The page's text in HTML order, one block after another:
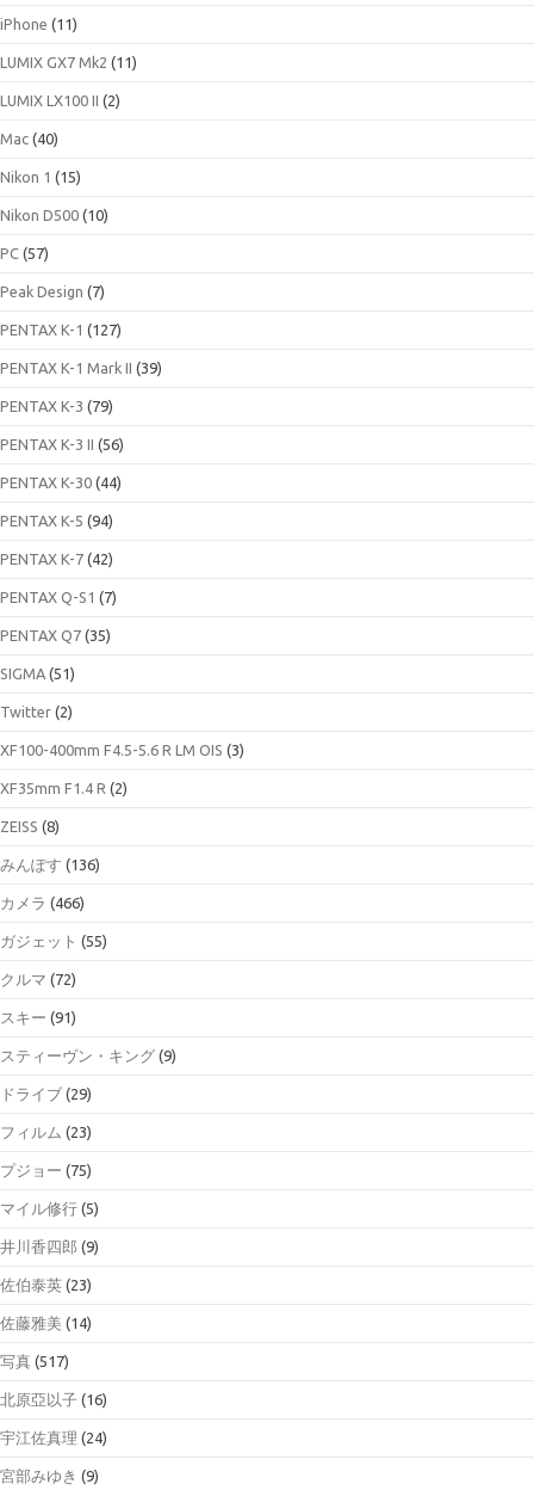
iPhone (11)
LUMIX GX7 Mk2 (11)
LUMIX LX100 II (2)
Mac (40)
Nikon 1 (15)
Nikon D500 (10)
PC (57)
Peak Design (7)
PENTAX K-1 (127)
PENTAX K-1 Mark II (39)
PENTAX K-3 (79)
PENTAX K-3 II (56)
PENTAX K-30 (44)
PENTAX K-5 (94)
PENTAX K-7 (42)
PENTAX Q-S1 (7)
PENTAX Q7 (35)
SIGMA (51)
Twitter (2)
XF100-400mm F4.5-5.6 R LM OIS (3)
XF35mm F1.4 R (2)
ZEISS (8)
みんぽす (136)
カメラ (466)
ガジェット (55)
クルマ (72)
スキー (91)
スティーヴン・キング (9)
ドライブ (29)
フィルム (23)
プジョー (75)
マイル修行 (5)
井川香四郎 (9)
佐伯泰英 (23)
佐藤雅美 (14)
写真 (517)
北原亞以子 (16)
宇江佐真理 (24)
宮部みゆき (9)